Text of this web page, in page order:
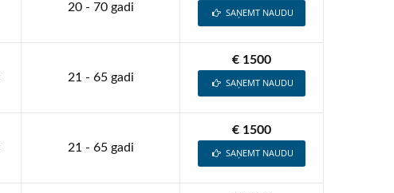
20 - 70 gadi SAŅEMT NAUDU
21 - 65 gadi
€ 1500
SAŅEMT NAUDU
21 - 65 gadi
€ 1500
SAŅEMT NAUDU